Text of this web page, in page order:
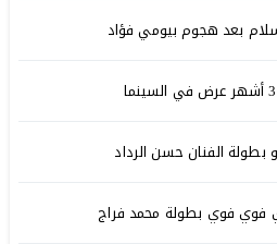
بعد هجوم بيومي فؤاد
الفنان حسن الرداد
فوي فوي بطولة محمد فراج